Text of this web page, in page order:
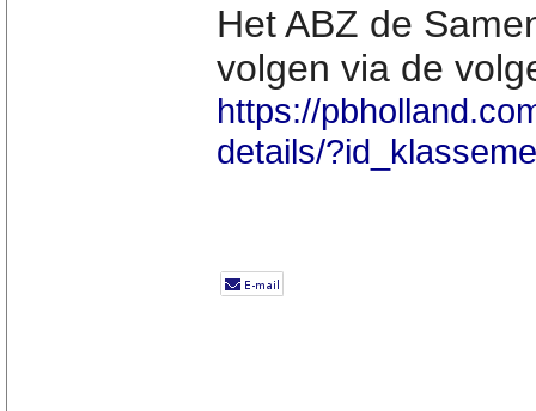
Het ABZ de
volgen via de
https://
details/